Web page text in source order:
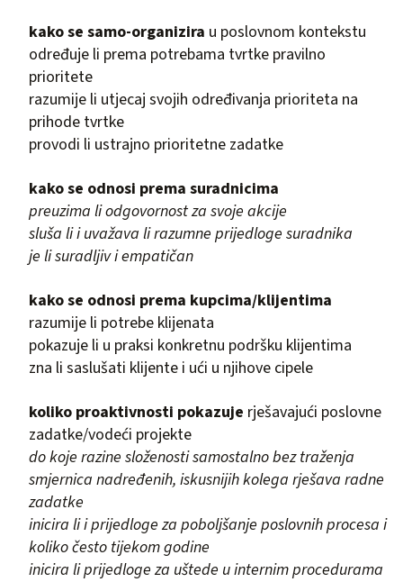
kako se samo-organizira u poslovnom kontekstu
određuje li prema potrebama tvrtke pravilno
prioritete
razumije li utjecaj svojih određivanja prioriteta na
prihode tvrtke
provodi li ustrajno prioritetne zadatke
kako se odnosi prema suradnicima
preuzima li odgovornost za svoje akcije
sluša li i uvažava li razumne prijedloge suradnika
je li suradljiv i empatičan
kako se odnosi prema kupcima/klijentima
razumije li potrebe klijenata
pokazuje li u praksi konkretnu podršku klijentima
zna li saslušati klijente i ući u njihove cipele
koliko proaktivnosti pokazuje rješavajući poslovne
zadatke/vodeći projekte
do koje razine složenosti samostalno bez traženja
smjernica nadređenih, iskusnijih kolega rješava radne
zadatke
inicira li i prijedloge za poboljšanje poslovnih procesa i
koliko često tijekom godine
inicira li prijedloge za uštede u internim procedurama